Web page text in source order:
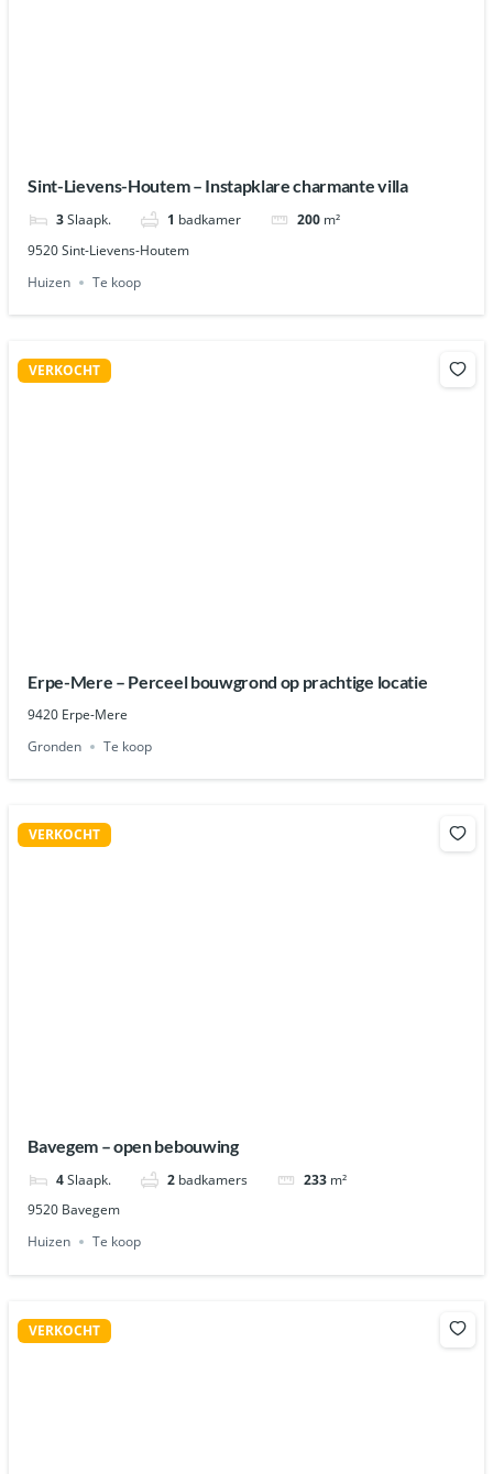
Sint-Lievens-Houtem – Instapklare charmante villa
3Slaapk. 1 badkamer 200 m²
9520 Sint-Lievens-Houtem
Huizen
Te koop
VERKOCHT
Erpe-Mere – Perceel bouwgrond op prachtige locatie
9420 Erpe-Mere
Gronden
Te koop
VERKOCHT
Bavegem – open bebouwing
4Slaapk. 2 badkamers 233 m²
9520 Bavegem
Huizen
Te koop
VERKOCHT